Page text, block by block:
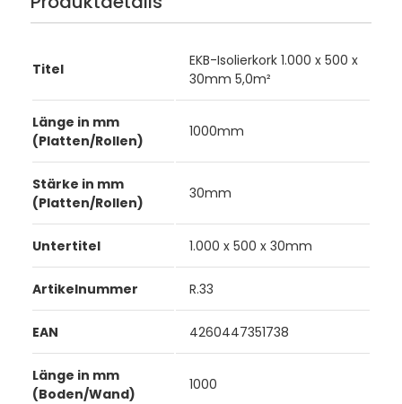
Titel
EKB-Isolierkork 1.000 x 500 x
30mm 5,0m²
Länge in mm
(Platten/Rollen)
1000mm
Stärke in mm
(Platten/Rollen)
30mm
Untertitel 1.000 x 500 x 30mm
Artikelnummer R.33
EAN 4260447351738
Länge in mm
(Boden/Wand)
1000